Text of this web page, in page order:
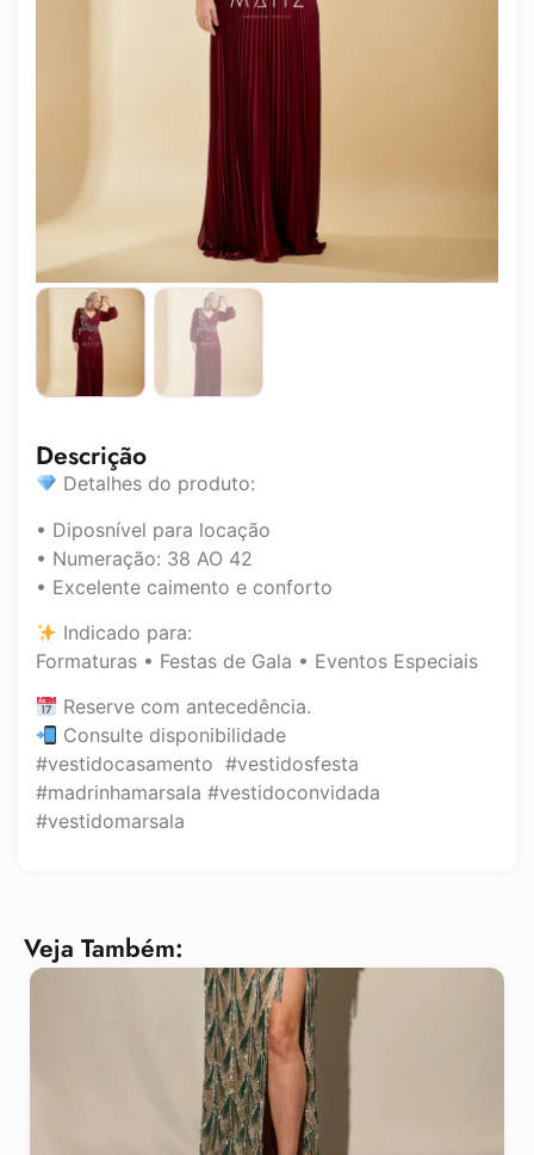
Descrição
Detalhes do produto:
• Diposnível para locação
• Numeração: 38 AO 42
• Excelente caimento e conforto
Indicado para:
Formaturas • Festas de Gala • Eventos Especiais
Reserve com antecedência.
Consulte disponibilidade
#vestidocasamento #vestidosfesta
#madrinhamarsala #vestidoconvidada
#vestidomarsala
Veja Também: